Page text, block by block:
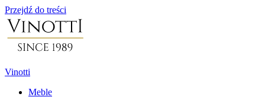
Przejdź do treści
Vinotti
Meble